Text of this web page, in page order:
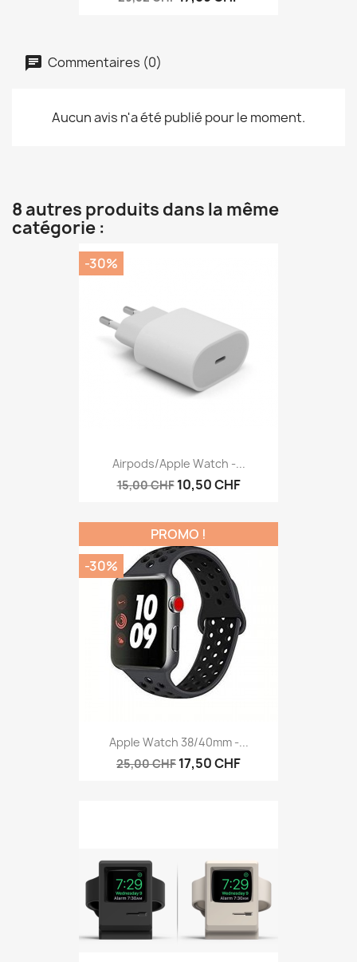
Commentaires (0)
Aucun avis n'a été publié pour le moment.
8 autres produits dans la même
catégorie :
Airpods/Apple Watch -...
15,00 CHF 10,50 CHF
-30%
Apple Watch 38/40mm -...
25,00 CHF 17,50 CHF
PROMO !
-30%